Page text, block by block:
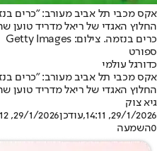
אקס מכבי תל אביב מעורב: "כרים
החלוץ האגדי של ריאל מדריד טוען
כרים בנזמה. צילום: Getty Images
ספורט
כדורגל עולמי
אקס מכבי תל אביב מעורב: "כרים
החלוץ האגדי של ריאל מדריד טוען
גיא צוק
29/1/2026, 14:11
,עודכן29/1/2026, 14:12
0השמעה